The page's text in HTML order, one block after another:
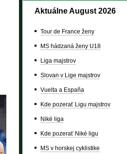
Aktuálne August 2026
Tour de France ženy
MS hádzaná ženy U18
Liga majstrov
Slovan v Lige majstrov
Vuelta a España
Kde pozerať Ligu majstrov
Niké liga
Kde pozerať Niké ligu
MS v horskej cyklistike